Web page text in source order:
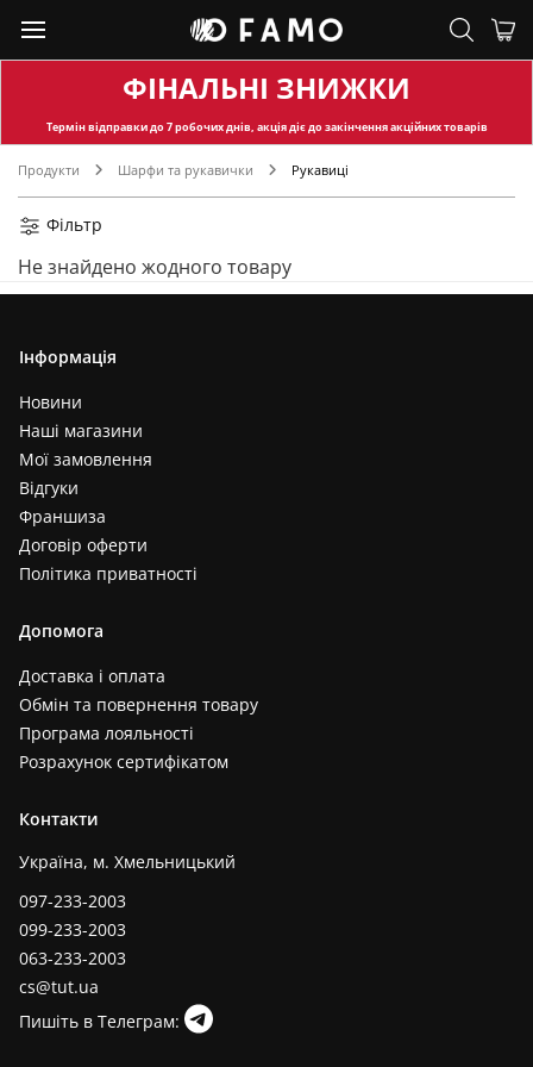
ФІНАЛЬНІ ЗНИЖКИ
Термін відправкидо 7 робочих днів, акція діє до закінчення акційних товарів
Продукти Шарфи та рукавички Рукавиці
Фільтр
Не знайдено жодного товару
Інформація
Новини
Наші магазини
Мої замовлення
Відгуки
Франшиза
Договір оферти
Політика приватності
Допомога
Доставка і оплата
Обмін та повернення товару
Програма лояльності
Розрахунок сертифікатом
Контакти
Україна, м. Хмельницький
097-233-2003
099-233-2003
063-233-2003
cs@tut.ua
Пишіть в Телеграм: